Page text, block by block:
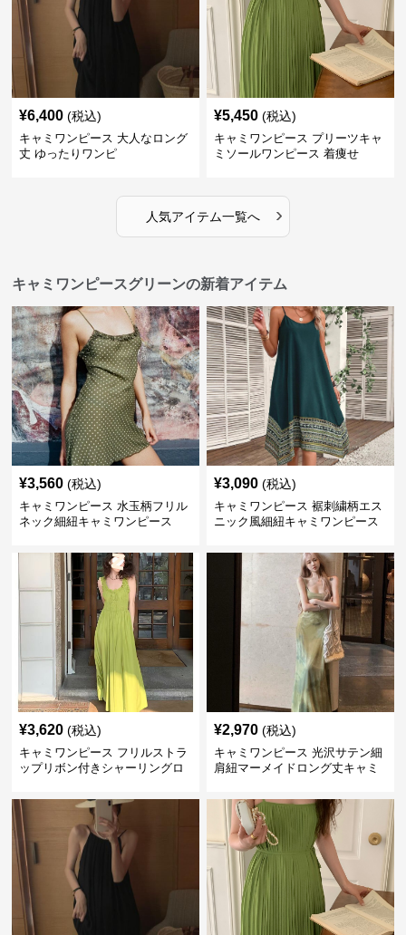
¥6,400 (税込)
キャミワンピース 大人なロング
丈 ゆったりワンピ
¥5,450 (税込)
キャミワンピース プリーツキャ
ミソールワンピース 着痩せ
人気アイテム一覧へ ›
キャミワンピースグリーンの新着アイテム
¥3,560 (税込)
キャミワンピース 水玉柄フリル
ネック細紐キャミワンピース
¥3,090 (税込)
キャミワンピース 裾刺繍柄エス
ニック風細紐キャミワンピース
¥3,620 (税込)
キャミワンピース フリルストラ
ップリボン付きシャーリングロ
ン
¥2,970 (税込)
キャミワンピース 光沢サテン細
肩紐マーメイドロング丈キャミ